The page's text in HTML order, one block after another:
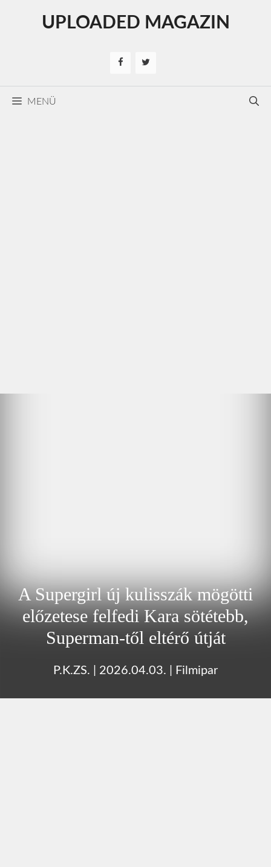
UPLOADED MAGAZIN
MENÜ
A Supergirl új kulisszák mögötti
előzetese felfedi Kara sötétebb,
Superman-től eltérő útját
P.K.ZS. 2026.04.03. Filmipar